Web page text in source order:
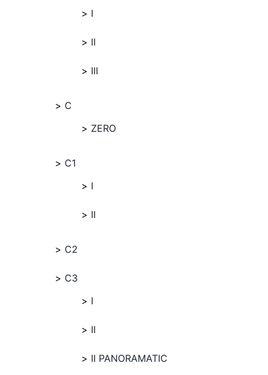
I
II
III
C
ZERO
C1
I
II
C2
C3
I
II
II PANORAMATIC